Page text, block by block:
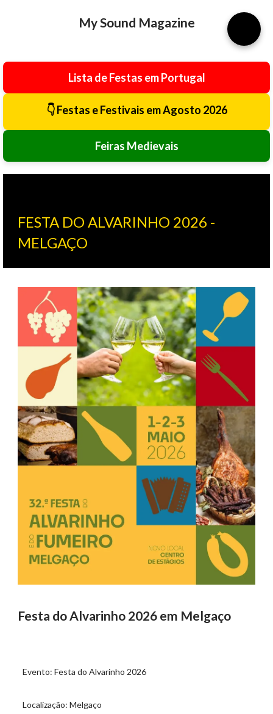
My Sound Magazine
Lista de Festas em Portugal
👇 Festas e Festivais em Agosto 2026
Feiras Medievais
FESTA DO ALVARINHO 2026 -
MELGAÇO
Festa do Alvarinho 2026 em Melgaço
Evento: Festa do Alvarinho 2026
Localização: Melgaço